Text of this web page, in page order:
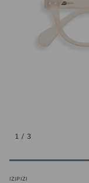
1 / 3
IZIPIZI